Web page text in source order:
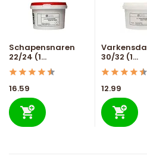
Schapensnaren
22/24 (1...
16.59
30/32 (1...
12.99